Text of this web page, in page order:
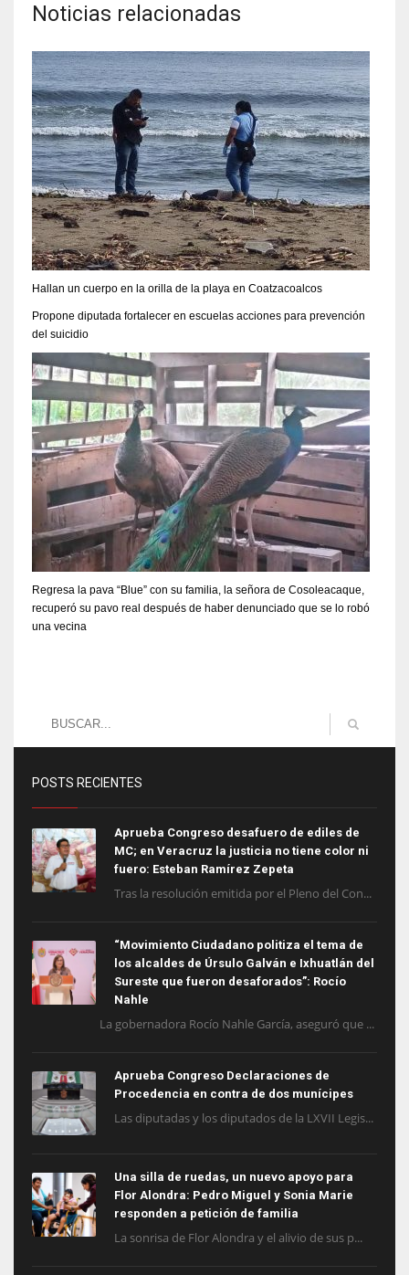
Noticias relacionadas
Hallan un cuerpo en la orilla de la playa en Coatzacoalcos
Propone diputada fortalecer en escuelas acciones para prevención
del suicidio
Regresa la pava “Blue” con su familia, la señora de Cosoleacaque,
recuperó su pavo real después de haber denunciado que se lo robó
una vecina
POSTS RECIENTES
Aprueba Congreso desafuero de ediles de
MC; en Veracruz la justicia no tiene color ni
fuero: Esteban Ramírez Zepeta
Tras la resolución emitida por el Pleno del Con...
“Movimiento Ciudadano politiza el tema de
los alcaldes de Úrsulo Galván e Ixhuatlán del
Sureste que fueron desaforados”: Rocío
Nahle
La gobernadora Rocío Nahle García, aseguró que ...
Aprueba Congreso Declaraciones de
Procedencia en contra de dos munícipes
Las diputadas y los diputados de la LXVII Legis...
Una silla de ruedas, un nuevo apoyo para
Flor Alondra: Pedro Miguel y Sonia Marie
responden a petición de familia
La sonrisa de Flor Alondra y el alivio de sus p...